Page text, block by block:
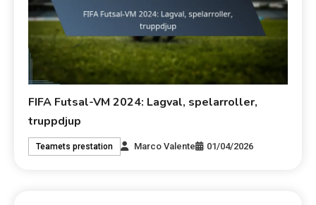
FIFA Futsal-VM 2024: Lagval, spelarroller,
truppdjup
Teamets prestation Marco Valente 01/04/2026